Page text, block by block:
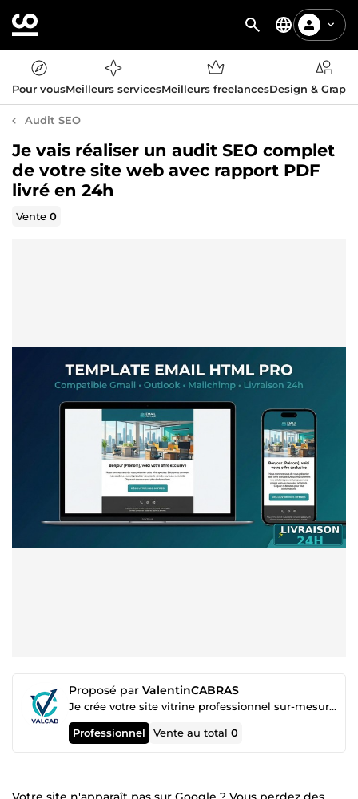
Pour vousMeilleurs servicesMeilleurs freelancesDesign &
Audit SEO
Je vais réaliser un audit SEO complet
de votre site web avec rapport PDF
livré en 24h
Vente0
Proposé par ValentinCABRAS
Je crée votre site vitrine professionnel sur-mesure en 7 jours
Professionnel Vente au total0